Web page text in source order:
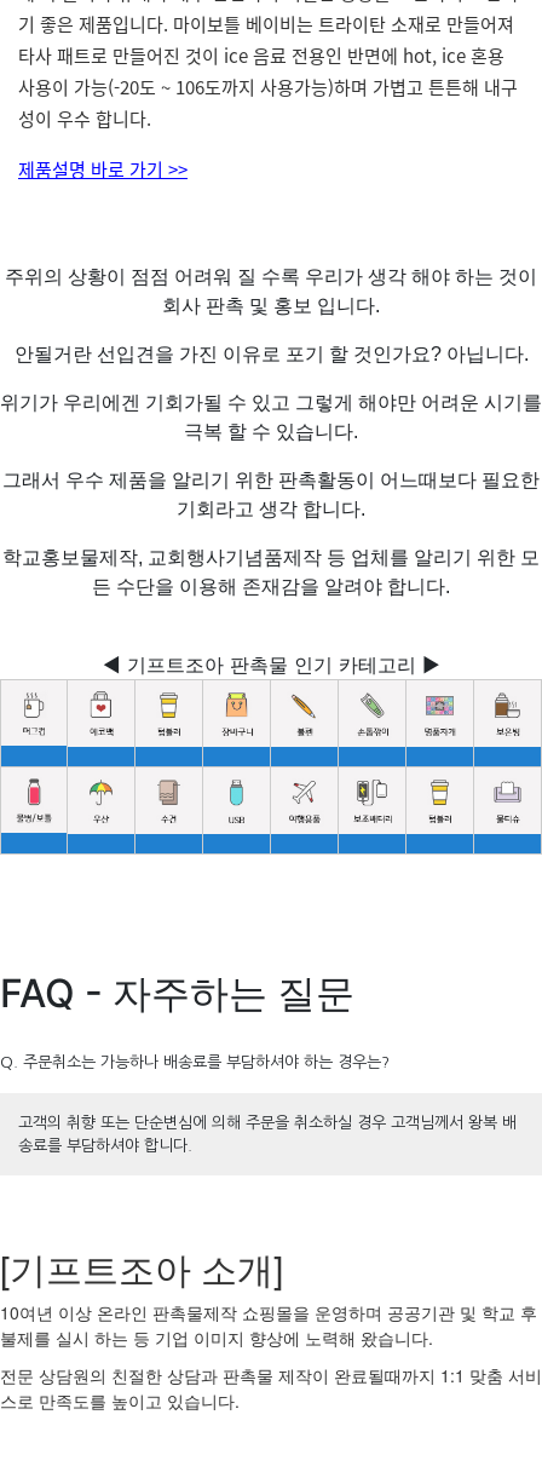
기 좋은 제품입니다. 마이보틀 베이비는 트라이탄 소재로 만들어져
타사 패트로 만들어진 것이 ice 음료 전용인 반면에 hot, ice 혼용
사용이 가능(-20도 ~ 106도까지 사용가능)하며 가볍고 튼튼해 내구
성이 우수 합니다.
제품설명 바로 가기 >>
주위의 상황이 점점 어려워 질 수록 우리가 생각 해야 하는 것이
회사 판촉 및 홍보 입니다.
안될거란 선입견을 가진 이유로 포기 할 것인가요? 아닙니다.
위기가 우리에겐 기회가될 수 있고 그렇게 해야만 어려운 시기를
극복 할 수 있습니다.
그래서 우수 제품을 알리기 위한 판촉활동이 어느때보다 필요한
기회라고 생각 합니다.
학교홍보물제작, 교회행사기념품제작 등 업체를 알리기 위한 모
든 수단을 이용해 존재감을 알려야 합니다.
◀ 기프트조아 판촉물 인기 카테고리 ▶
FAQ - 자주하는 질문
Q. 주문취소는 가능하나 배송료를 부담하셔야 하는 경우는?
고객의 취향 또는 단순변심에 의해 주문을 취소하실 경우 고객님께서 왕복 배
송료를 부담하셔야 합니다.
[기프트조아 소개]
10여년 이상 온라인 판촉물제작 쇼핑몰을 운영하며 공공기관 및 학교 후
불제를 실시 하는 등 기업 이미지 향상에 노력해 왔습니다.
전문 상담원의 친절한 상담과 판촉물 제작이 완료될때까지 1:1 맞춤 서비
스로 만족도를 높이고 있습니다.